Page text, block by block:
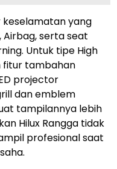
keselamatan yang
Airbag, serta seat
Untuk tipe High
fitur tambahan
projector
dan emblem
tampilannya lebih
Hilux Rangga tidak
profesional saat